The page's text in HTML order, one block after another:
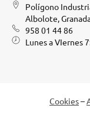
Polígono
Albolote,
958 01 44 86
Lunes a VIernes
Cookies–